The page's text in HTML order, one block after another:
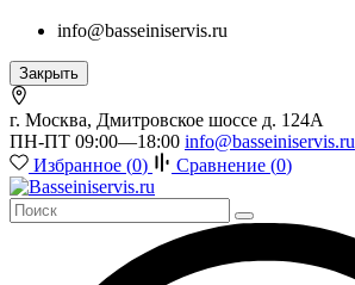
info@basseiniservis.ru
Закрыть
г. Москва, Дмитровское шоссе д. 124А
ПН-ПТ 09:00—18:00 info@basseiniservis.ru
Избранное (0) Сравнение (0)